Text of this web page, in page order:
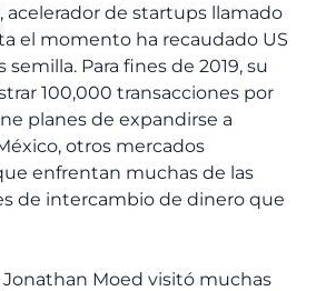
acelerador de startups llamado
el momento ha recaudado US
Para fines de 2019, su
100,000 transacciones por
planes de expandirse a
otros mercados
enfrentan muchas de las
de intercambio de dinero que
Moed visitó muchas